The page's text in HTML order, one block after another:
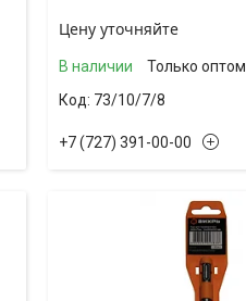
Цену уточняйте
В наличии
Только оптом
73/10/7/8
+7 (727) 391-00-00